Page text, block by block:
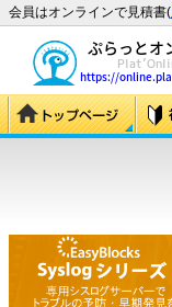
会員はオンラインで見積書(